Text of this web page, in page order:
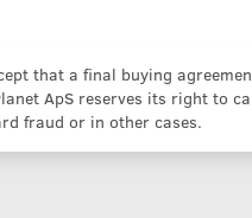
that a final buying
ApS reserves its right to
fraud or in other cases.